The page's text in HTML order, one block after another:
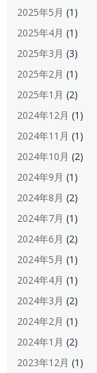
2025年5月 (1)
2025年4月 (1)
2025年3月 (3)
2025年2月 (1)
2025年1月 (2)
2024年12月 (1)
2024年11月 (1)
2024年10月 (2)
2024年9月 (1)
2024年8月 (2)
2024年7月 (1)
2024年6月 (2)
2024年5月 (1)
2024年4月 (1)
2024年3月 (2)
2024年2月 (1)
2024年1月 (2)
2023年12月 (1)